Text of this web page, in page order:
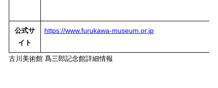
公式サ
イト
https://www.furukawa-museum.or.jp
古川美術館 爲三郎記念館詳細情報